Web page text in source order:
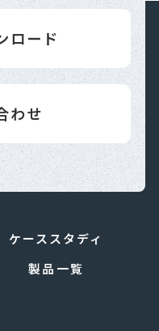
ロード
わせ
ケーススタディ
製品一覧